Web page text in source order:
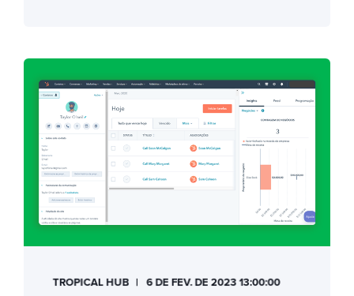
TROPICAL HUB 6 DE FEV. DE 2023 13:00:00